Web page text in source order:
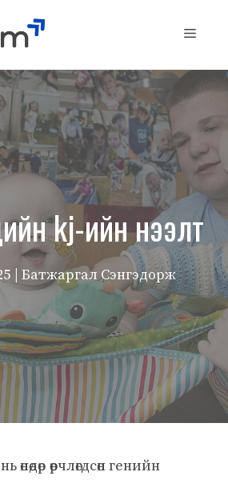
Menu
kj-ийн нээлт
| Батжаргал Сэнгэдорж
өөрчлөгдсөн генийн